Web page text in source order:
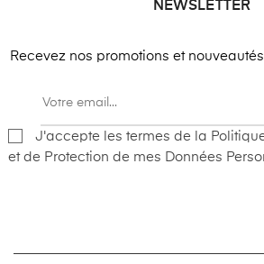
NEWSLETTER
Recevez nos promotions et
J'accepte les termes de la
et de Protection de mes Données